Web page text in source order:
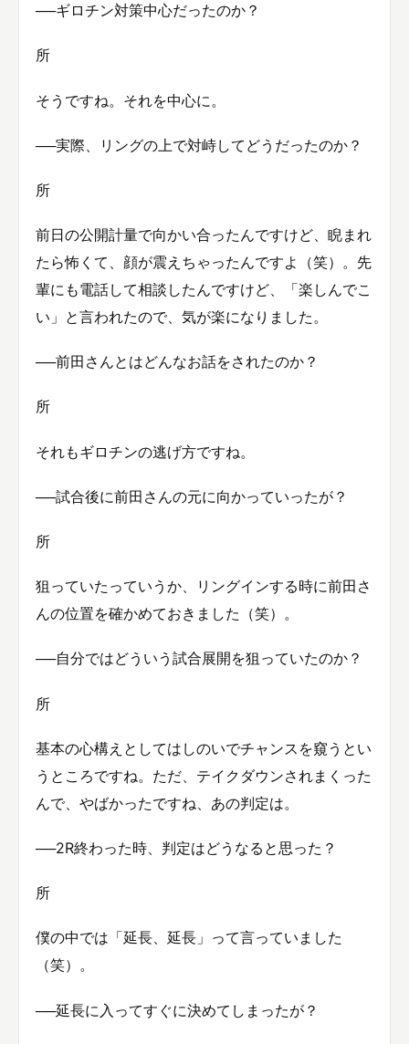
──ギロチン対策中心だったのか？
所
そうですね。それを中心に。
──実際、リングの上で対峙してどうだったのか？
所
前日の公開計量で向かい合ったんですけど、睨まれ
たら怖くて、顔が震えちゃったんですよ（笑）。先
輩にも電話して相談したんですけど、「楽しんでこ
い」と言われたので、気が楽になりました。
──前田さんとはどんなお話をされたのか？
所
それもギロチンの逃げ方ですね。
──試合後に前田さんの元に向かっていったが？
所
狙っていたっていうか、リングインする時に前田さ
んの位置を確かめておきました（笑）。
──自分ではどういう試合展開を狙っていたのか？
所
基本の心構えとしてはしのいでチャンスを窺うとい
うところですね。ただ、テイクダウンされまくった
んで、やばかったですね、あの判定は。
──2R終わった時、判定はどうなると思った？
所
僕の中では「延長、延長」って言っていました
（笑）。
──延長に入ってすぐに決めてしまったが？